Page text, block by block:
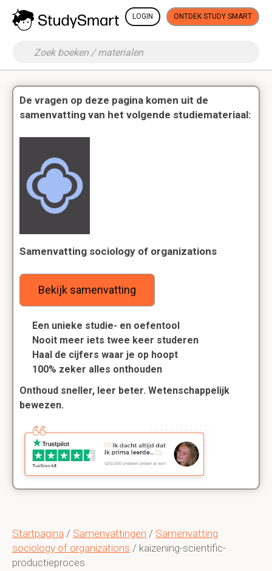
LOGIN ONTDEK STUDY SMART
Startpagina / Samenvattingen / Samenvatting
sociology of organizations / kaizening-scientific-
productieproces
De vragen op deze pagina komen uit de
samenvatting van het volgende studiemateriaal:
Samenvatting sociology of organizations
Bekijk samenvatting
Een unieke studie- en oefentool
Nooit meer iets twee keer studeren
Haal de cijfers waar je op hoopt
100% zeker alles onthouden
Onthoud sneller, leer beter. Wetenschappelijk
bewezen.